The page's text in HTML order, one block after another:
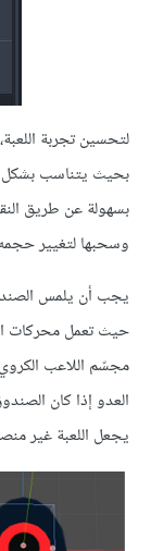
لتحسين تجربة
بحيث يتناسب بشكل
بسهولة عن طريق
وسحبها لتغيير
يجب أن يلمس
حيث تعمل محركات
مجسّم اللاعب
العدو إذا كان
يجعل اللعبة غير